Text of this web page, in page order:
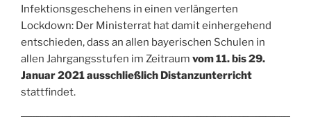
Infektionsgeschehens in einen verlängerten
Lockdown: Der Ministerrat hat damit einhergehend
entschieden, dass an allen bayerischen Schulen in
allen Jahrgangsstufen im Zeitraum vom 11. bis 29.
Januar 2021 ausschließlich Distanzunterricht
stattfindet.